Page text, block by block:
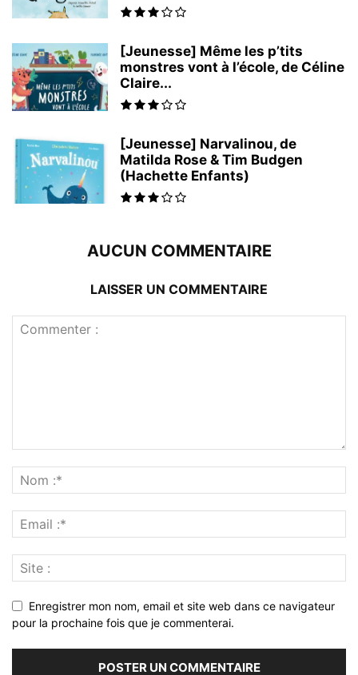
[Jeunesse] Même les p’tits
monstres vont à l’école, de Céline
Claire...
[Jeunesse] Narvalinou, de
Matilda Rose & Tim Budgen
(Hachette Enfants)
AUCUN COMMENTAIRE
LAISSER UN COMMENTAIRE
Enregistrer mon nom, email et site web dans ce navigateur
pour la prochaine fois que je commenterai.